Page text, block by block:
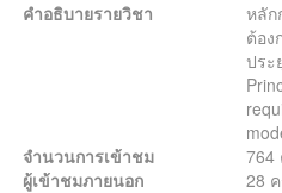
คำอธิบายรายวิชา
หลัก
ต้อง
ประ
จำนวนการเข้าชม
764
ผู้เข้าชมภายนอก
28